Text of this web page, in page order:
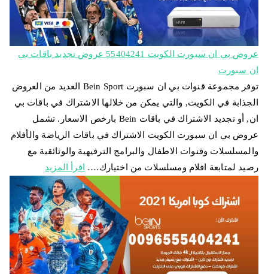
عروض بي ان سبورت الكويت 55404241 عروض تجديد باقات بي
ان سبورت
توفر مجموعة قنوات بي ان سبورت Bein Sport العديد من العروض
الجذابة في الكويت, والتي يمكن من خلالها الاشتراك في باقات بي
ان, أو تجديد الاشتراك في باقات Bein بارخص الاسعار. تشمل
عروض بي ان سبورت الكويت الاشتراك في باقات الرياضة والأفلام
والمسلسلات وقنوات الاطفال والبرامج الترفيهية والوثائقية مع
رصيد لمتابعة افلام ومسلسلات من اختيارك.…
اقرأ المزيد